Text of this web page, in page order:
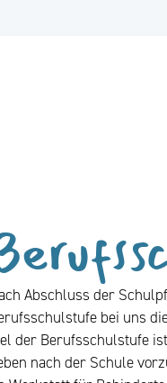
Abschluss der
bei uns
der Berufsschulstufe
nach der Schule